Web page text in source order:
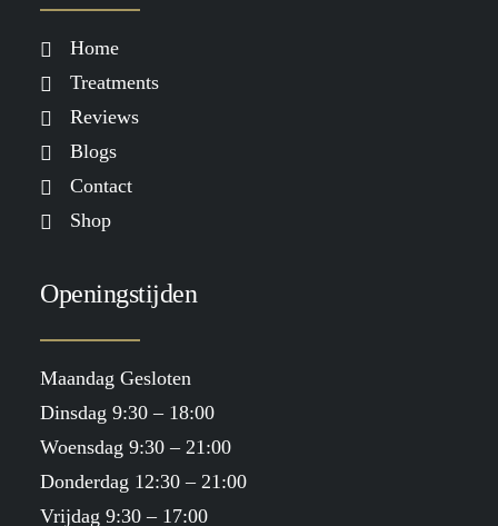
Home
Treatments
Reviews
Blogs
Contact
Shop
Openingstijden
Maandag Gesloten
Dinsdag 9:30 – 18:00
Woensdag 9:30 – 21:00
Donderdag 12:30 – 21:00
Vrijdag 9:30 – 17:00